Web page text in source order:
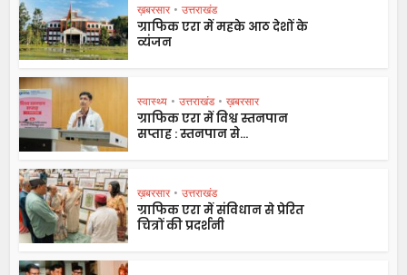
ख़बरसार • उत्तराखंड
ग्राफिक एरा में महके आठ देशों के
व्यंजन
स्वास्थ्य • उत्तराखंड • ख़बरसार
ग्राफिक एरा में विश्व स्तनपान
सप्ताह : स्तनपान से...
ख़बरसार • उत्तराखंड
ग्राफिक एरा में संविधान से प्रेरित
चित्रों की प्रदर्शनी